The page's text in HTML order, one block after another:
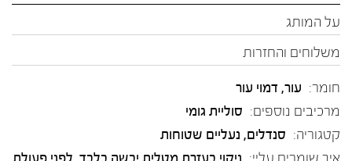
על המותג
משלוחים והחזרות
חומר: עור, דמוי עור
מרכיבים נוספים: סוליית גומי
קטגוריה: סנדלים, נעליים שטוחות